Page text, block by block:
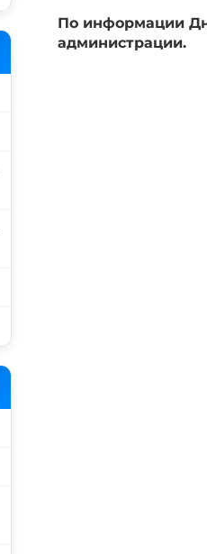
По информации
администрации.